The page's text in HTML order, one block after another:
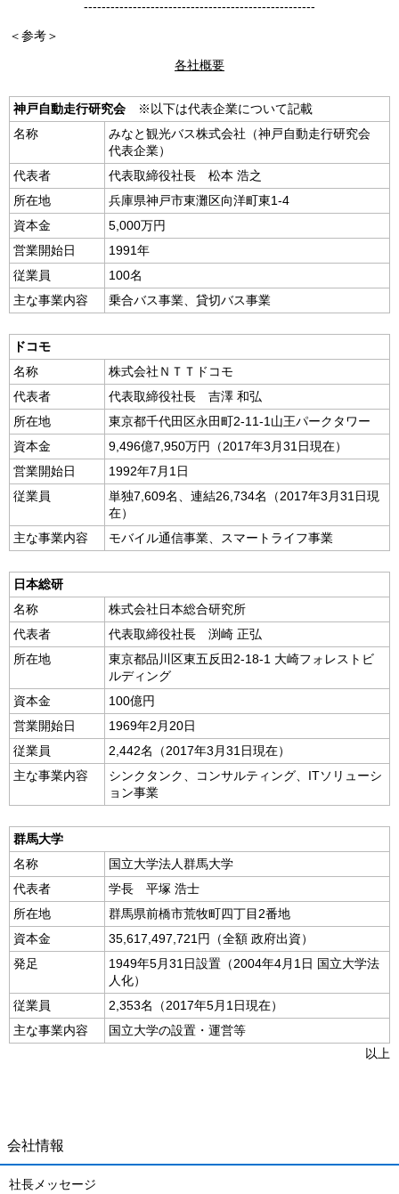
----------------------------------------------------
＜参考＞
各社概要
神戸自動走行研究会 ※以下は代表企業について記載
名称
みなと観光バス株式会社（神戸自動走行研究会
代表企業）
代表者
代表取締役社長 松本 浩之
所在地
兵庫県神戸市東灘区向洋町東1-4
資本金
5,000万円
営業開始日
1991年
従業員
100名
主な事業内容
乗合バス事業、貸切バス事業
ドコモ
名称
株式会社ＮＴＴドコモ
代表者
代表取締役社長 吉澤 和弘
所在地
東京都千代田区永田町2-11-1山王パークタワー
資本金
9,496億7,950万円（2017年3月31日現在）
営業開始日
1992年7月1日
従業員
単独7,609名、連結26,734名（2017年3月31日現
在）
主な事業内容
モバイル通信事業、スマートライフ事業
日本総研
名称
株式会社日本総合研究所
代表者
代表取締役社長 渕崎 正弘
所在地
東京都品川区東五反田2-18-1 大崎フォレストビ
ルディング
資本金
100億円
営業開始日
1969年2月20日
従業員
2,442名（2017年3月31日現在）
主な事業内容
シンクタンク、コンサルティング、ITソリューシ
ョン事業
群馬大学
名称
国立大学法人群馬大学
代表者
学長 平塚 浩士
所在地
群馬県前橋市荒牧町四丁目2番地
資本金
35,617,497,721円（全額 政府出資）
発足
1949年5月31日設置（2004年4月1日 国立大学法
人化）
従業員
2,353名（2017年5月1日現在）
主な事業内容
国立大学の設置・運営等
以上
会社情報
社長メッセージ